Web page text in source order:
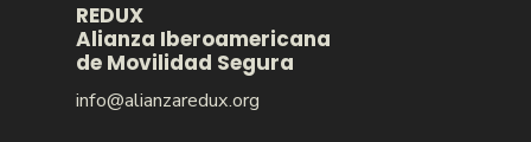
REDUX
Alianza Iberoamericana
de Movilidad Segura
info@alianzaredux.org